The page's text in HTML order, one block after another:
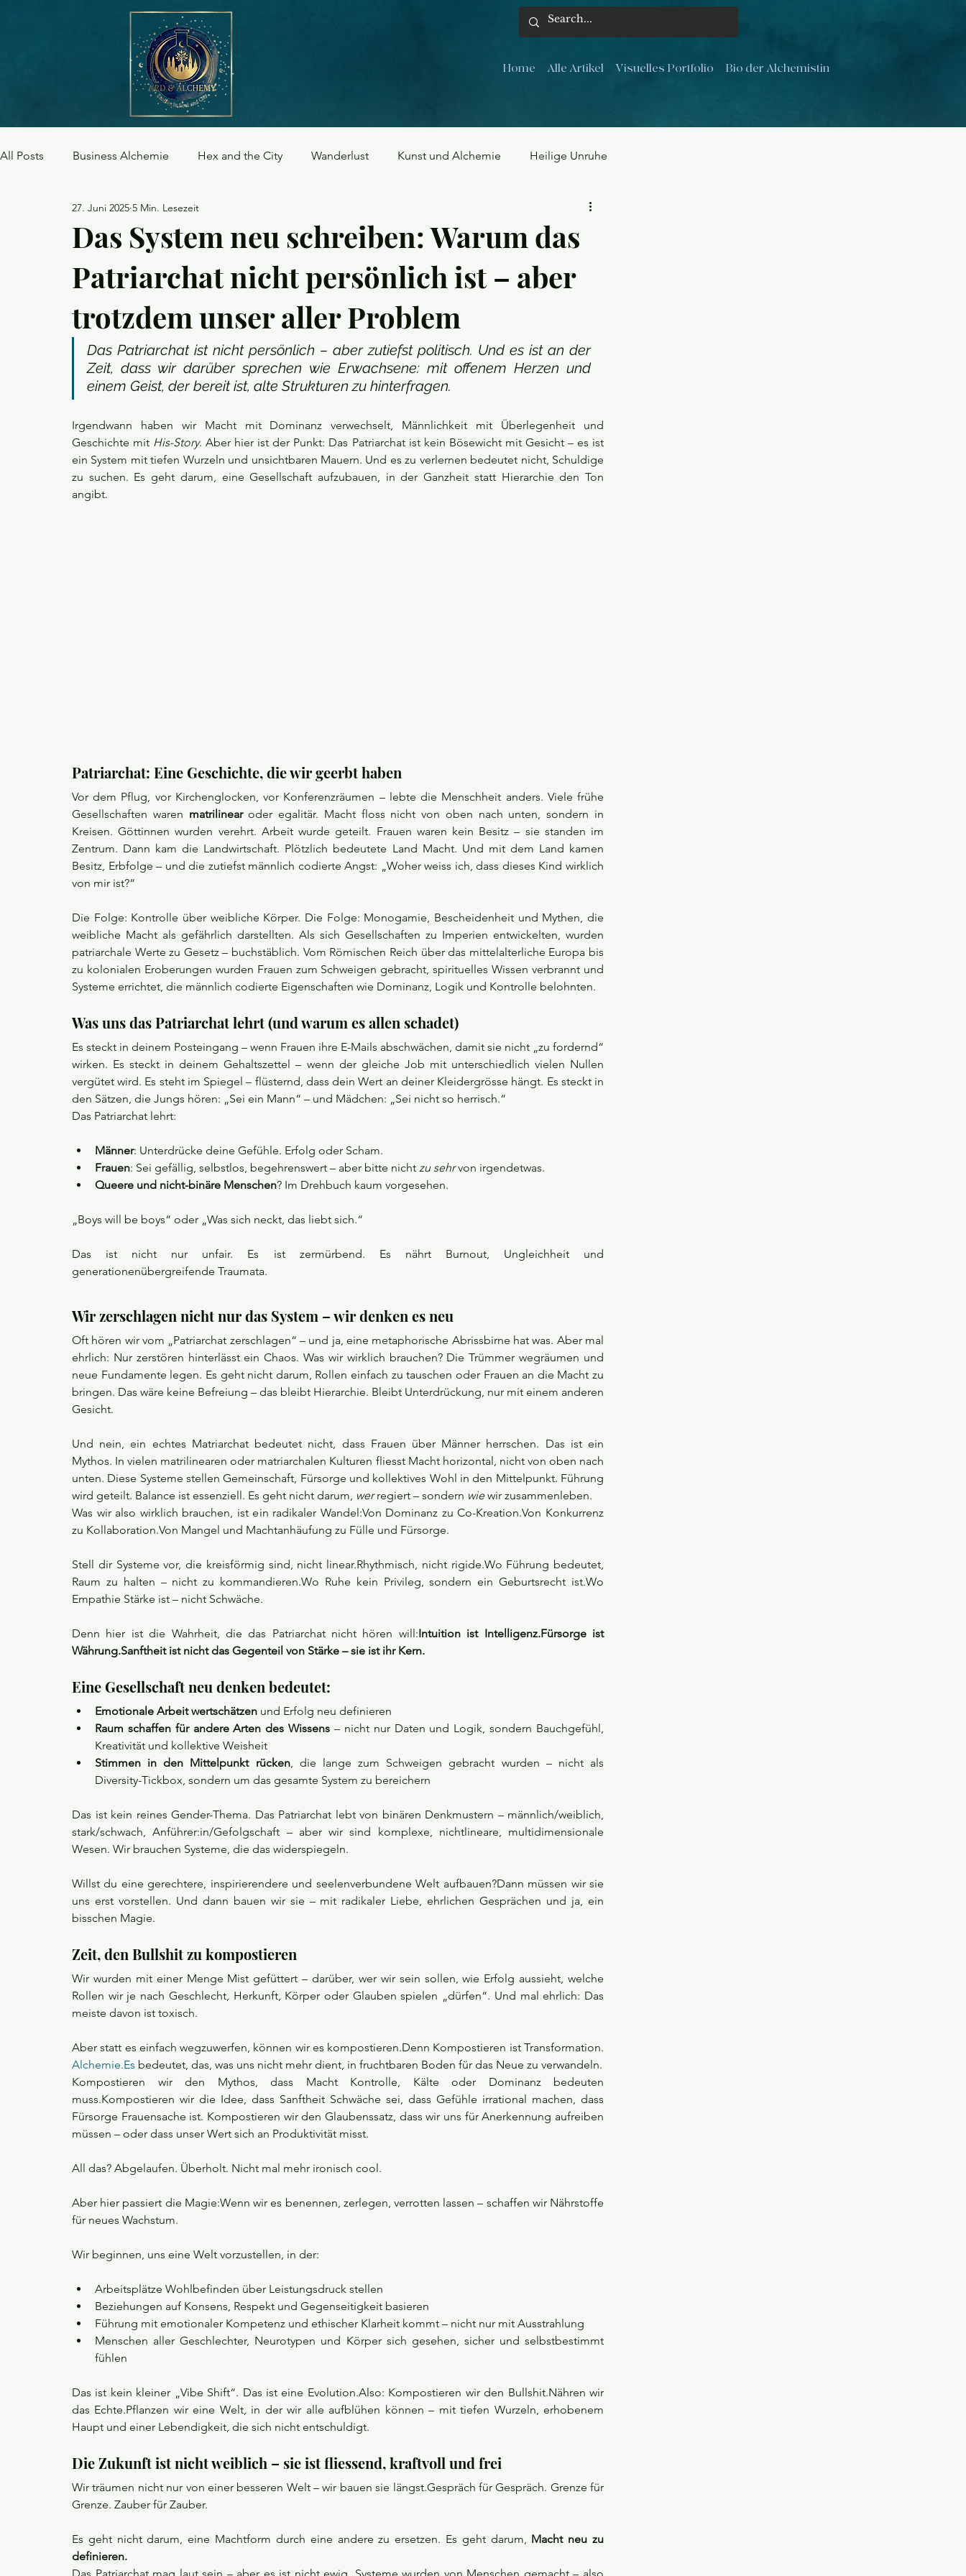
Home Alle Artikel Visuelles Portfolio Bio der Alchemistin
All Posts Business Alchemie Hex and the City Wanderlust Kunst und Alchemie Heilige Unruhe
Jahreskreisfeste Traditionen & Rituale
Das System neu schreiben: Warum das
Patriarchat nicht persönlich ist – aber
trotzdem unser aller Problem
27. Juni 2025 5 Min. Lesezeit
Das Patriarchat ist nicht persönlich – aber zutiefst politisch. Und es ist an der
Zeit, dass wir darüber sprechen wie Erwachsene: mit offenem Herzen und
einem Geist, der bereit ist, alte Strukturen zu hinterfragen.
Irgendwann haben wir Macht mit Dominanz verwechselt, Männlichkeit mit Überlegenheit und
Geschichte mit His-Story. Aber hier ist der Punkt: Das Patriarchat ist kein Bösewicht mit Gesicht – es ist
ein System mit tiefen Wurzeln und unsichtbaren Mauern. Und es zu verlernen bedeutet nicht, Schuldige
zu suchen. Es geht darum, eine Gesellschaft aufzubauen, in der Ganzheit statt Hierarchie den Ton
angibt.
Patriarchat: Eine Geschichte, die wir geerbt haben
Vor dem Pflug, vor Kirchenglocken, vor Konferenzräumen – lebte die Menschheit anders. Viele frühe
Gesellschaften waren matrilinear oder egalitär. Macht floss nicht von oben nach unten, sondern in
Kreisen. Göttinnen wurden verehrt. Arbeit wurde geteilt. Frauen waren kein Besitz – sie standen im
Zentrum. Dann kam die Landwirtschaft. Plötzlich bedeutete Land Macht. Und mit dem Land kamen
Besitz, Erbfolge – und die zutiefst männlich codierte Angst: „Woher weiss ich, dass dieses Kind wirklich
von mir ist?“
Die Folge: Kontrolle über weibliche Körper. Die Folge: Monogamie, Bescheidenheit und Mythen, die
weibliche Macht als gefährlich darstellten. Als sich Gesellschaften zu Imperien entwickelten, wurden
patriarchale Werte zu Gesetz – buchstäblich. Vom Römischen Reich über das mittelalterliche Europa bis
zu kolonialen Eroberungen wurden Frauen zum Schweigen gebracht, spirituelles Wissen verbrannt und
Systeme errichtet, die männlich codierte Eigenschaften wie Dominanz, Logik und Kontrolle belohnten.
Was uns das Patriarchat lehrt (und warum es allen schadet)
Es steckt in deinem Posteingang – wenn Frauen ihre E-Mails abschwächen, damit sie nicht „zu fordernd“
wirken. Es steckt in deinem Gehaltszettel – wenn der gleiche Job mit unterschiedlich vielen Nullen
vergütet wird. Es steht im Spiegel – flüsternd, dass dein Wert an deiner Kleidergrösse hängt. Es steckt in
den Sätzen, die Jungs hören: „Sei ein Mann“ – und Mädchen: „Sei nicht so herrisch.“
Das Patriarchat lehrt:
Männer: Unterdrücke deine Gefühle. Erfolg oder Scham.
Frauen: Sei gefällig, selbstlos, begehrenswert – aber bitte nicht zu sehr von irgendetwas.
Queere und nicht-binäre Menschen? Im Drehbuch kaum vorgesehen.
„Boys will be boys“ oder „Was sich neckt, das liebt sich.“
Das ist nicht nur unfair. Es ist zermürbend. Es nährt Burnout, Ungleichheit und
generationenübergreifende Traumata.
Wir zerschlagen nicht nur das System – wir denken es neu
Oft hören wir vom „Patriarchat zerschlagen“ – und ja, eine metaphorische Abrissbirne hat was. Aber mal
ehrlich: Nur zerstören hinterlässt ein Chaos. Was wir wirklich brauchen? Die Trümmer wegräumen und
neue Fundamente legen. Es geht nicht darum, Rollen einfach zu tauschen oder Frauen an die Macht zu
bringen. Das wäre keine Befreiung – das bleibt Hierarchie. Bleibt Unterdrückung, nur mit einem anderen
Gesicht.
Und nein, ein echtes Matriarchat bedeutet nicht, dass Frauen über Männer herrschen. Das ist ein
Mythos. In vielen matrilinearen oder matriarchalen Kulturen fliesst Macht horizontal, nicht von oben nach
unten. Diese Systeme stellen Gemeinschaft, Fürsorge und kollektives Wohl in den Mittelpunkt. Führung
wird geteilt. Balance ist essenziell. Es geht nicht darum, wer regiert – sondern wie wir zusammenleben.
Was wir also wirklich brauchen, ist ein radikaler Wandel:Von Dominanz zu Co-Kreation.Von Konkurrenz
zu Kollaboration.Von Mangel und Machtanhäufung zu Fülle und Fürsorge.
Stell dir Systeme vor, die kreisförmig sind, nicht linear.Rhythmisch, nicht rigide.Wo Führung bedeutet,
Raum zu halten – nicht zu kommandieren.Wo Ruhe kein Privileg, sondern ein Geburtsrecht ist.Wo
Empathie Stärke ist – nicht Schwäche.
Denn hier ist die Wahrheit, die das Patriarchat nicht hören will:Intuition ist Intelligenz.Fürsorge ist
Währung.Sanftheit ist nicht das Gegenteil von Stärke – sie ist ihr Kern.
Eine Gesellschaft neu denken bedeutet:
Emotionale Arbeit wertschätzen und Erfolg neu definieren
Raum schaffen für andere Arten des Wissens – nicht nur Daten und Logik, sondern Bauchgefühl,
Kreativität und kollektive Weisheit
Stimmen in den Mittelpunkt rücken, die lange zum Schweigen gebracht wurden – nicht als
Diversity-Tickbox, sondern um das gesamte System zu bereichern
Das ist kein reines Gender-Thema. Das Patriarchat lebt von binären Denkmustern – männlich/weiblich,
stark/schwach, Anführer:in/Gefolgschaft – aber wir sind komplexe, nichtlineare, multidimensionale
Wesen. Wir brauchen Systeme, die das widerspiegeln.
Willst du eine gerechtere, inspirierendere und seelenverbundene Welt aufbauen?Dann müssen wir sie
uns erst vorstellen. Und dann bauen wir sie – mit radikaler Liebe, ehrlichen Gesprächen und ja, ein
bisschen Magie.
Zeit, den Bullshit zu kompostieren
Wir wurden mit einer Menge Mist gefüttert – darüber, wer wir sein sollen, wie Erfolg aussieht, welche
Rollen wir je nach Geschlecht, Herkunft, Körper oder Glauben spielen „dürfen“. Und mal ehrlich: Das
meiste davon ist toxisch.
Alchemie.Es bedeutet, das, was uns nicht mehr dient, in fruchtbaren Boden für das Neue zu verwandeln.
Kompostieren wir den Mythos, dass Macht Kontrolle, Kälte oder Dominanz bedeuten
muss.Kompostieren wir die Idee, dass Sanftheit Schwäche sei, dass Gefühle irrational machen, dass
Fürsorge Frauensache ist. Kompostieren wir den Glaubenssatz, dass wir uns für Anerkennung aufreiben
müssen – oder dass unser Wert sich an Produktivität misst.
All das? Abgelaufen. Überholt. Nicht mal mehr ironisch cool.
Aber hier passiert die Magie:Wenn wir es benennen, zerlegen, verrotten lassen – schaffen wir Nährstoffe
für neues Wachstum.
Wir beginnen, uns eine Welt vorzustellen, in der:
Arbeitsplätze Wohlbefinden über Leistungsdruck stellen
Beziehungen auf Konsens, Respekt und Gegenseitigkeit basieren
Führung mit emotionaler Kompetenz und ethischer Klarheit kommt – nicht nur mit Ausstrahlung
Menschen aller Geschlechter, Neurotypen und Körper sich gesehen, sicher und selbstbestimmt
fühlen
Das ist kein kleiner „Vibe Shift“. Das ist eine Evolution.Also: Kompostieren wir den Bullshit.Nähren wir
das Echte.Pflanzen wir eine Welt, in der wir alle aufblühen können – mit tiefen Wurzeln, erhobenem
Haupt und einer Lebendigkeit, die sich nicht entschuldigt.
Die Zukunft ist nicht weiblich – sie ist fliessend, kraftvoll und frei
Wir träumen nicht nur von einer besseren Welt – wir bauen sie längst.Gespräch für Gespräch. Grenze für
Grenze. Zauber für Zauber.
Es geht nicht darum, eine Machtform durch eine andere zu ersetzen. Es geht darum, Macht neu zu
definieren.